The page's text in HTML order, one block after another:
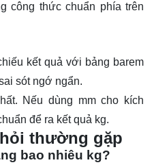
công thức chuẩn phía trên
kết quả với bảng barem
sót ngớ ngẩn.
Nếu dùng mm cho kích
để ra kết quả kg.
thường gặp
bao nhiêu kg?